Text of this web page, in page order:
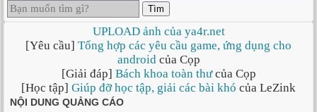
Tìm
UPLOAD ảnh của ya4r.net
[Yêu cầu] Tổng hợp các yêu cầu game, ứng dụng cho
androidcủa Cọp
[Giải đáp] Bách khoa toàn thưcủa Cọp
[Học tập] Giúp đỡ học tập, giải các bài khó của LeZink